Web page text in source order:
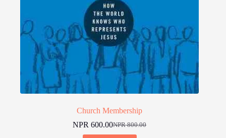
Church Membership
NPR800.00
Original
NPR 600.00Current